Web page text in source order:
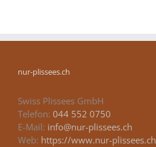
nur-plissees.ch
Swiss Plissees GmbH
Telefon: 044 552 0750
E-Mail: info@nur-plissees.ch
Web: https://www.nur-plissees.ch